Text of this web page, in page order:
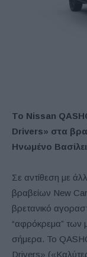
To Nissan
Drivers» στα
Ηνωμένο
Σε αντίθεση με
βραβείων New
βρετανικό
“αφρόκρεμα” των
σήμερα. Το
Drivers»